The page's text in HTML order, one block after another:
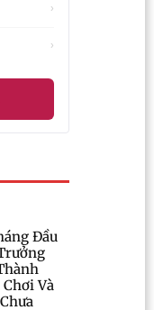
›
›
Đầu
Và